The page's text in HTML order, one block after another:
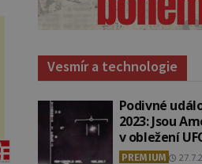
Vesmír a technologie
Podivné
2023: Jsou
v obležení
PREMIUM